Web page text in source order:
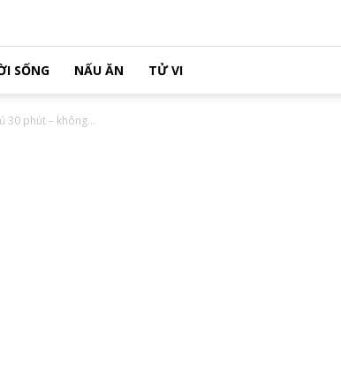
SỐNG NẤU ĂN TỬ VI
30 phút – không...